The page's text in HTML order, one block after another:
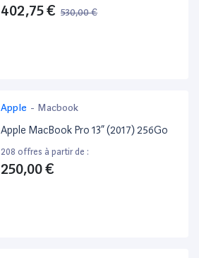
402,75 € 530,00 €
Apple - Macbook
Apple MacBook Pro 13” (2017) 256Go
208 offres à partir de :
250,00 €